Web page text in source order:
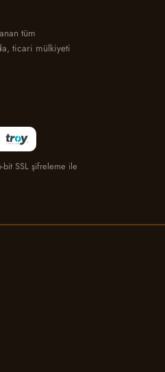
tüm
ticari mülkiyeti
SSL şifreleme ile